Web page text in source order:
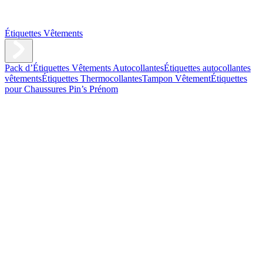
Étiquettes Vêtements
Pack d’Étiquettes Vêtements AutocollantesÉtiquettes autocollantes
vêtementsÉtiquettes ThermocollantesTampon VêtementÉtiquettes
pour Chaussures Pin’s Prénom